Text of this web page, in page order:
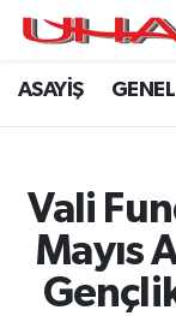
ASAYİŞ GENEL
Vali
Mayıs
ASAYİŞ
GENEL
YAŞAM
Nöbetçi
Namaz
Trafik